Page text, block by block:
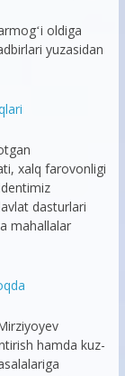
oldiga
yuzasidan
xalq farovonligi
dasturlari
mahallalar
hamda kuz-